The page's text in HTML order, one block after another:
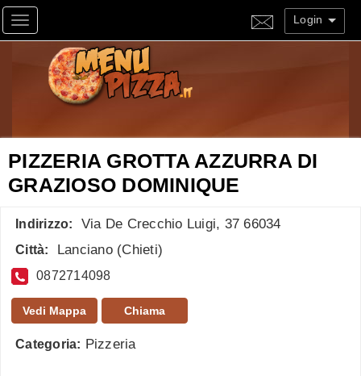
Toggle navigation Login
PIZZERIA GROTTA AZZURRA DI
GRAZIOSO DOMINIQUE
Indirizzo: Via De Crecchio Luigi, 37 66034
Città: Lanciano (Chieti)
0872714098
Vedi Mappa Chiama
Categoria: Pizzeria